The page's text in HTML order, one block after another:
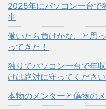
2025年にパソコン一台で
事
働いたら負けかな、と思
ってきた！
独りでパソコン一台で年
けは絶対に守ってください
本物のメンターと偽物の